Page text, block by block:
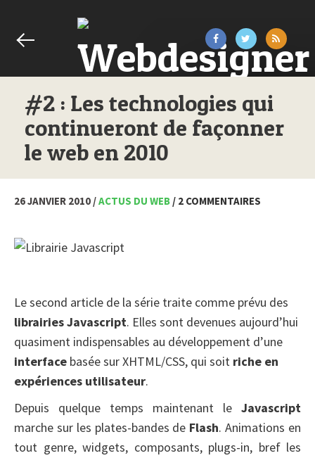
#2 : Les technologies qui
continueront de façonner
le web en 2010
26 JANVIER 2010 /ACTUS DU WEB / 2 COMMENTAIRES
Le second article de la série traite comme prévu des
librairies Javascript. Elles sont devenues aujourd’hui
quasiment indispensables au développement d’une
interface basée sur XHTML/CSS, qui soit riche en
expériences utilisateur.
Depuis quelque temps maintenant le Javascript
marche sur les plates-bandes de Flash. Animations en
tout genre, widgets, composants, plugs-in, bref les